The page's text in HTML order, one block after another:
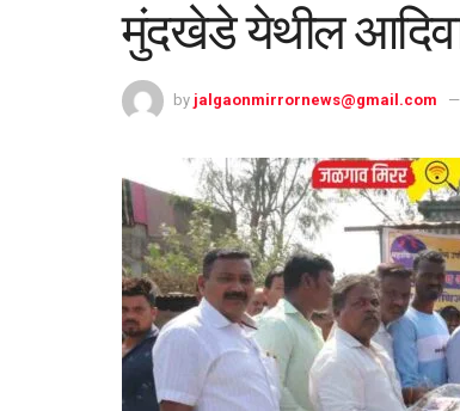
मुंदखेडे येथील
by jalgaonmirrornews@gmail.com